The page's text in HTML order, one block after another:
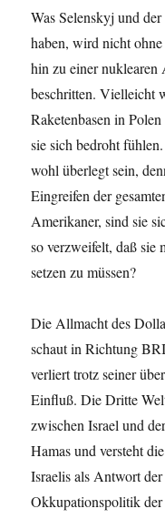
Was Selenskyj und
haben, wird nicht
hin zu einer nuklearen
beschritten. Vielleicht
Raketenbasen in
sie sich bedroht
wohl überlegt sein,
Eingreifen der
Amerikaner, sind sie
so verzweifelt, daß sie
setzen zu müssen?
Die Allmacht des
schaut in Richtung
verliert trotz seiner
Einfluß. Die Dritte
zwischen Israel und
Hamas und versteht
Israelis als Antwort
Okkupationspolitik der